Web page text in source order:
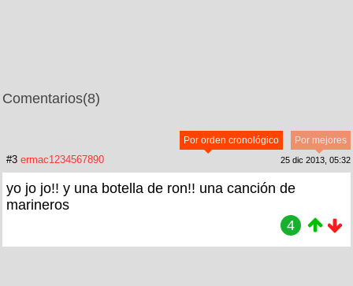
Comentarios(8)
Por mejores
Por orden cronológico
#3 ermac1234567890 25 dic 2013, 05:32
yo jo jo!! y una botella de ron!! una canción de
marineros
4